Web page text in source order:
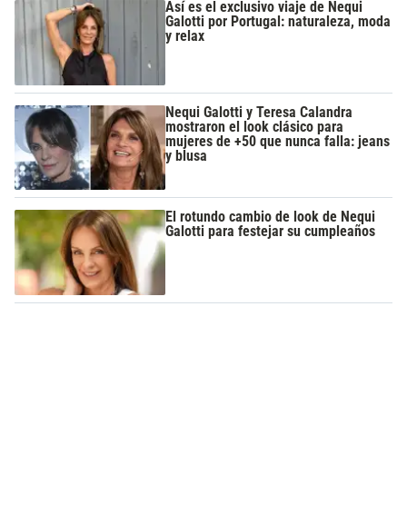
Así es el exclusivo viaje de Nequi
Galotti por Portugal: naturaleza, moda
y relax
Nequi Galotti y Teresa Calandra
mostraron el look clásico para
mujeres de +50 que nunca falla: jeans
y blusa
El rotundo cambio de look de Nequi
Galotti para festejar su cumpleaños